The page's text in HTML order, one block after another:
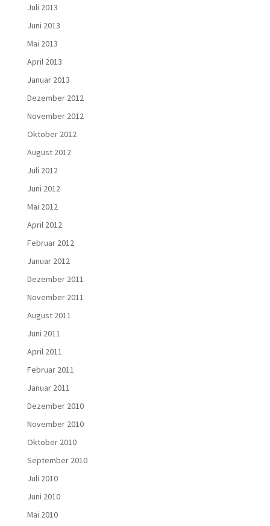
Juli 2013
Juni 2013
Mai 2013
April 2013
Januar 2013
Dezember 2012
November 2012
Oktober 2012
August 2012
Juli 2012
Juni 2012
Mai 2012
April 2012
Februar 2012
Januar 2012
Dezember 2011
November 2011
August 2011
Juni 2011
April 2011
Februar 2011
Januar 2011
Dezember 2010
November 2010
Oktober 2010
September 2010
Juli 2010
Juni 2010
Mai 2010